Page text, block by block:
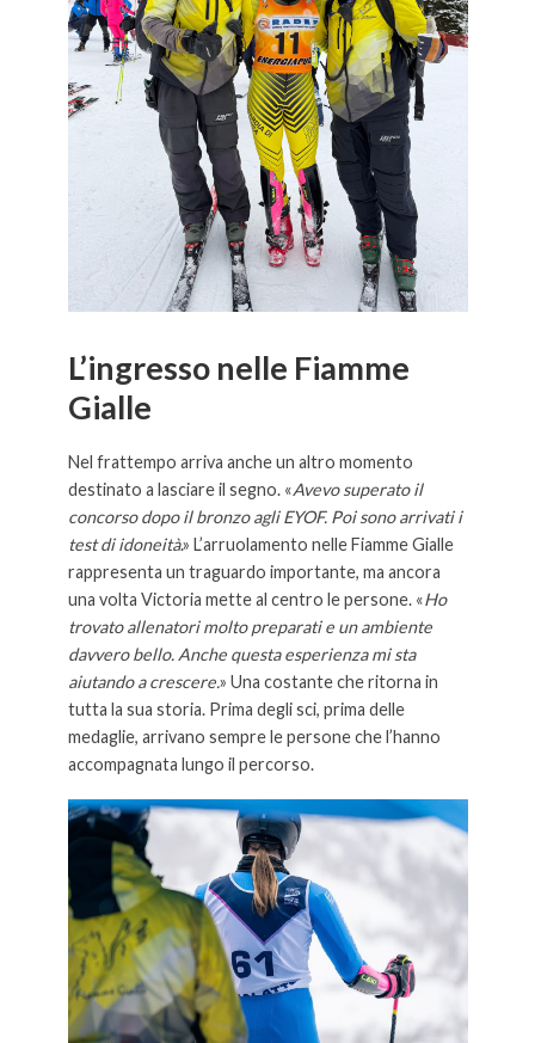
L’ingresso nelle Fiamme
Gialle
Nel frattempo arriva anche un altro momento
destinato a lasciare il segno. «Avevo superato il
concorso dopo il bronzo agli EYOF. Poi sono arrivati i
test di idoneità.» L’arruolamento nelle Fiamme Gialle
rappresenta un traguardo importante, ma ancora
una volta Victoria mette al centro le persone. «Ho
trovato allenatori molto preparati e un ambiente
davvero bello. Anche questa esperienza mi sta
aiutando a crescere.» Una costante che ritorna in
tutta la sua storia. Prima degli sci, prima delle
medaglie, arrivano sempre le persone che l’hanno
accompagnata lungo il percorso.